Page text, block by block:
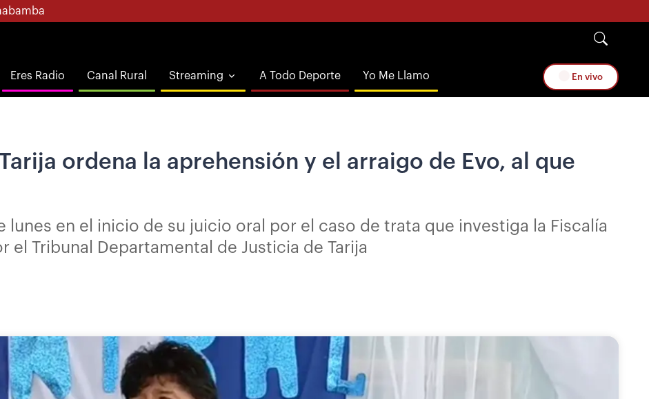
Eres Radio Canal Rural Streaming A Todo Deporte Yo Me Llamo En vivo
ordena la aprehensión y el arraigo de Evo, al que
lunes en el inicio de su juicio oral por el caso de trata que investiga la Fiscalía
el Tribunal Departamental de Justicia de Tarija